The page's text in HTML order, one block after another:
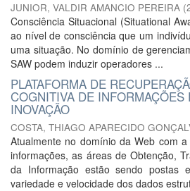
JUNIOR, VALDIR AMANCIO PEREIRA (
Consciência Situacional (Situational
ao nível de consciência que um
uma situação. No domínio de
SAW podem induzir operadores ...
PLATAFORMA DE
COGNITIVA DE INFORMAÇÕES
INOVAÇÃO
COSTA, THIAGO APARECIDO
Atualmente no domínio da Web com
informações, as áreas de Obtenção,
da Informação estão sendo postas
variedade e velocidade dos dados